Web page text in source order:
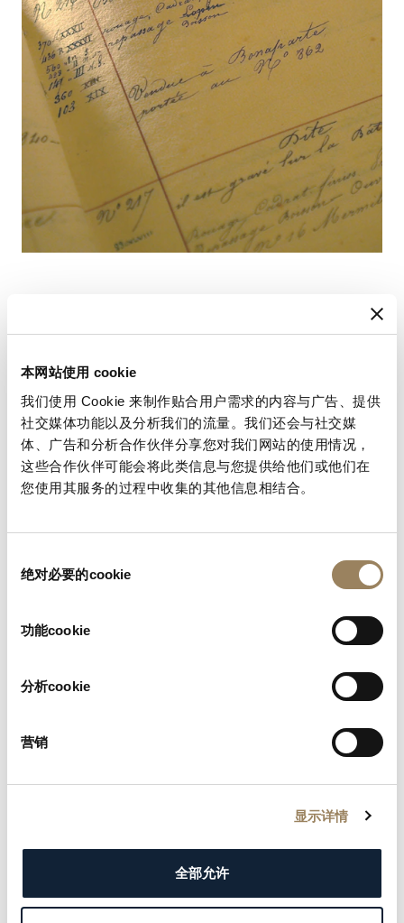
本网站使用 cookie
我们使用 Cookie 来制作贴合用户需求的内容与广告、提供
社交媒体功能以及分析我们的流量。我们还会与社交媒
体、广告和分析合作伙伴分享您对我们网站的使用情况，
这些合作伙伴可能会将此类信息与您提供给他们或他们在
您使用其服务的过程中收集的其他信息相结合。
绝对必要的cookie
功能cookie
分析cookie
营销
显示详情
全部允许
查找您的使用手册
请使用您的时计编号查阅使用手册，以获取有关使用和设
置的基本说明。
查找您的手册